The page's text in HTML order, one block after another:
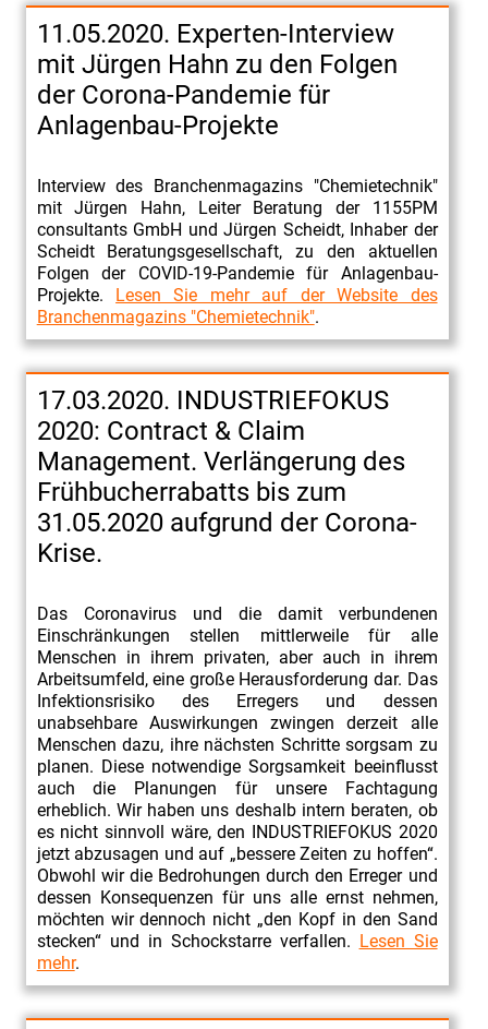
11.05.2020. Experten-Interview
mit Jürgen Hahn zu den Folgen
der Corona-Pandemie für
Anlagenbau-Projekte
Interview des Branchenmagazins "Chemietechnik"
mit Jürgen Hahn, Leiter Beratung der 1155PM
consultants GmbH und Jürgen Scheidt, Inhaber der
Scheidt Beratungsgesellschaft, zu den aktuellen
Folgen der COVID-19-Pandemie für Anlagenbau-
Projekte. Lesen Sie mehr auf der Website des
Branchenmagazins "Chemietechnik".
17.03.2020. INDUSTRIEFOKUS
2020: Contract & Claim
Management. Verlängerung des
Frühbucherrabatts bis zum
31.05.2020 aufgrund der Corona-
Krise.
Das Coronavirus und die damit verbundenen
Einschränkungen stellen mittlerweile für alle
Menschen in ihrem privaten, aber auch in ihrem
Arbeitsumfeld, eine große Herausforderung dar. Das
Infektionsrisiko des Erregers und dessen
unabsehbare Auswirkungen zwingen derzeit alle
Menschen dazu, ihre nächsten Schritte sorgsam zu
planen. Diese notwendige Sorgsamkeit beeinflusst
auch die Planungen für unsere Fachtagung
erheblich. Wir haben uns deshalb intern beraten, ob
es nicht sinnvoll wäre, den INDUSTRIEFOKUS 2020
jetzt abzusagen und auf „bessere Zeiten zu hoffen“.
Obwohl wir die Bedrohungen durch den Erreger und
dessen Konsequenzen für uns alle ernst nehmen,
möchten wir dennoch nicht „den Kopf in den Sand
stecken“ und in Schockstarre verfallen. Lesen Sie
mehr.
Ausbauvolumen
der
Windkraftanlagen
in
Deutschland
Anlagenbau
2016
Engineering
Summit
2015
Fachartikel
Vertrauen
Mitarbeiten